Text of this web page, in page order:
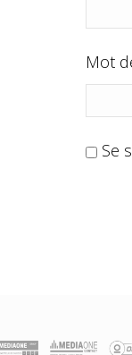
Mot
Se